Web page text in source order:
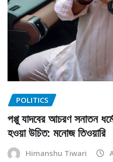
POLITICS
পপ্পু যাদবের আচরণ সনাতন
হওয়া উচিত: মনোজ তিওয়ারি
Himanshu Tiwari